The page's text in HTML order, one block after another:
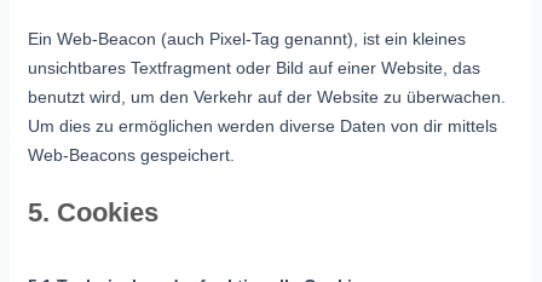
Ein Web-Beacon (auch Pixel-Tag genannt), ist ein kleines
unsichtbares Textfragment oder Bild auf einer Website, das
benutzt wird, um den Verkehr auf der Website zu überwachen.
Um dies zu ermöglichen werden diverse Daten von dir mittels
Web-Beacons gespeichert.
5. Cookies